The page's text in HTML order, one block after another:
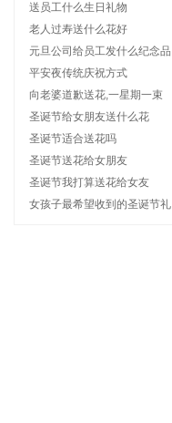
送员工什么生日礼物
老人过寿送什么花好
元旦公司给员工发什么纪念品
平安夜传统庆祝方式
向老婆道歉送花,一星期一束
圣诞节给女朋友送什么花
圣诞节适合送花吗
圣诞节送花给女朋友
圣诞节我打算送花给女友
女孩子最希望收到的圣诞节礼